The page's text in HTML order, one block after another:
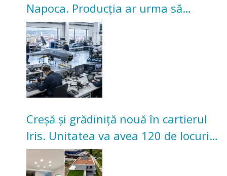
Napoca. Producția ar urma să
înceapă în toamna acestui an
Creșă și grădiniță nouă în cartierul
Iris. Unitatea va avea 120 de locuri
pentru copii